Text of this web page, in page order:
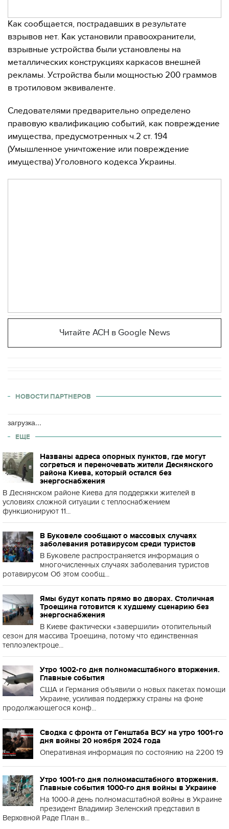
Как сообщается, пострадавших в результате
взрывов нет. Как установили правоохранители,
взрывные устройства были установлены на
металлических конструкциях каркасов внешней
рекламы. Устройства были мощностью 200 граммов
в тротиловом эквиваленте.
Следователями предварительно определено
правовую квалификацию событий, как повреждение
имущества, предусмотренных ч.2 ст. 194
(Умышленное уничтожение или повреждение
имущества) Уголовного кодекса Украины.
Читайте АСН в Google News
НОВОСТИ ПАРТНЕРОВ
загрузка...
ЕЩЕ
Названы адреса опорных пунктов, где могут
согреться и переночевать жители Деснянского
района Киева, который остался без
энергоснабжения
В Деснянском районе Киева для поддержки жителей в
условиях сложной ситуации с теплоснабжением
функционируют 11...
В Буковеле сообщают о массовых случаях
заболевания ротавирусом среди туристов
В Буковеле распространяется информация о
многочисленных случаях заболевания туристов
ротавирусом Об этом сообщ...
Ямы будут копать прямо во дворах. Столичная
Троещина готовится к худшему сценарию без
энергоснабжения
В Киеве фактически «завершили» отопительный
сезон для массива Троещина, потому что единственная
теплоэлектроце...
Утро 1002-го дня полномасштабного вторжения.
Главные события
США и Германия объявили о новых пакетах помощи
Украине, усиливая поддержку страны на фоне
продолжающегося конф...
Сводка с фронта от Генштаба ВСУ на утро 1001-го
дня войны 20 ноября 2024 года
Оперативная информация по состоянию на 2200 19
Утро 1001-го дня полномасштабного вторжения.
Главные события 1000-го дня войны в Украине
На 1000-й день полномасштабной войны в Украине
президент Владимир Зеленский представил в
Верховной Раде План в...